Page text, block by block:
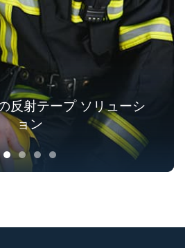
反射テープ ソリューシ
ョン
ウトドア衣料用の反射
ルソリューション
光生地ソリューション
全服ソリューション